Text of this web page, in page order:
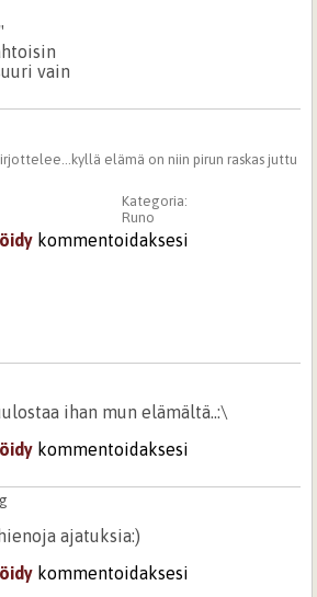
vain
elämä on niin pirun raskas juttu
Kategoria:
Runo
kommentoidaksesi
ihan mun elämältä..:\
kommentoidaksesi
ajatuksia:)
kommentoidaksesi